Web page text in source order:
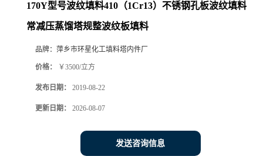
170Y型号波纹填料410（1Cr13）不锈钢孔板波纹填料
常减压蒸馏塔规整波纹板填料
品牌： 萍乡市环星化工填料塔内件厂
价格： ￥3500/立方
发布日期： 2019-08-22
更新日期： 2026-08-07
发送咨询信息